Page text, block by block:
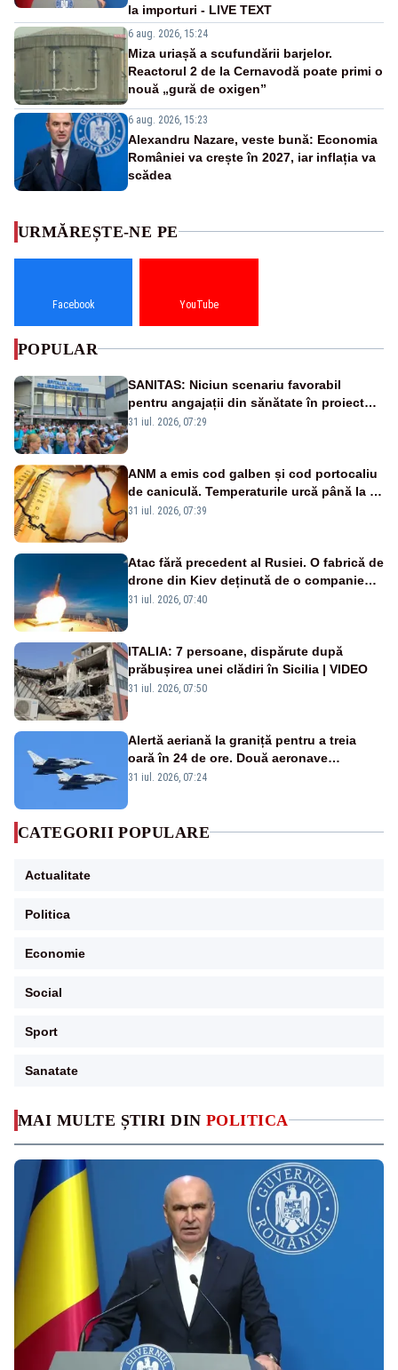
la importuri - LIVE TEXT
6 aug. 2026, 15:24
Miza uriașă a scufundării barjelor.
Reactorul 2 de la Cernavodă poate primi o
nouă „gură de oxigen”
6 aug. 2026, 15:23
Alexandru Nazare, veste bună: Economia
României va crește în 2027, iar inflația va
scădea
MAI MULTE ȘTIRI DIN POLITICA
URMĂREȘTE-NE PE
Facebook YouTube
POPULAR
SANITAS: Niciun scenariu favorabil
pentru angajații din sănătate în proiectul
Legii salarizării
31 iul. 2026, 07:29
ANM a emis cod galben și cod portocaliu
de caniculă. Temperaturile urcă până la 38
de grade, iar nopțile devin tropicale
31 iul. 2026, 07:39
Atac fără precedent al Rusiei. O fabrică de
drone din Kiev deținută de o companie
americană, distrusă de o rachetă
31 iul. 2026, 07:40
ITALIA: 7 persoane, dispărute după
prăbușirea unei clădiri în Sicilia | VIDEO
31 iul. 2026, 07:50
Alertă aeriană la graniță pentru a treia
oară în 24 de ore. Două aeronave
Eurofighter britanice au fost ridicate de la
31 iul. 2026, 07:24
CATEGORII POPULARE
Actualitate
Politica
Economie
Social
Sport
Sanatate